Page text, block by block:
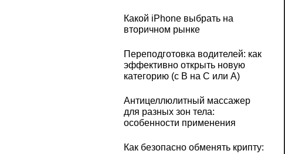
Какой iPhone выбрать на
вторичном рынке
Переподготовка водителей: как
эффективно открыть новую
категорию (с B на C или А)
Антицеллюлитный массажер
для разных зон тела:
особенности применения
Как безопасно обменять крипту: